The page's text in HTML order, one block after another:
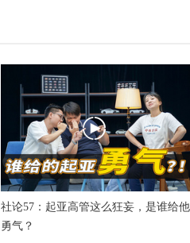
社论57：起亚高管这么狂妄，是谁给他
勇气？